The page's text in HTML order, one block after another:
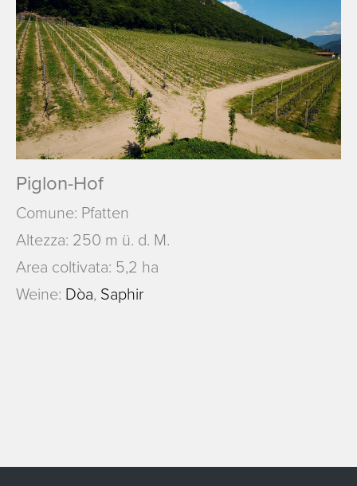
Piglon-Hof
Comune: Pfatten
Altezza: 250 m ü. d. M.
Area coltivata: 5,2 ha
Weine: Dòa, Saphir